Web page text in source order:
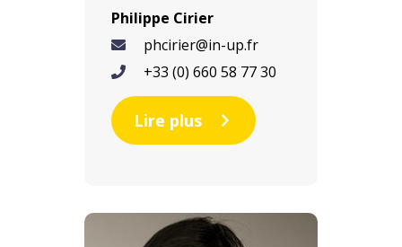
Philippe Cirier
phcirier@in-up.fr
+33 (0) 660 58 77 30
Lire plus